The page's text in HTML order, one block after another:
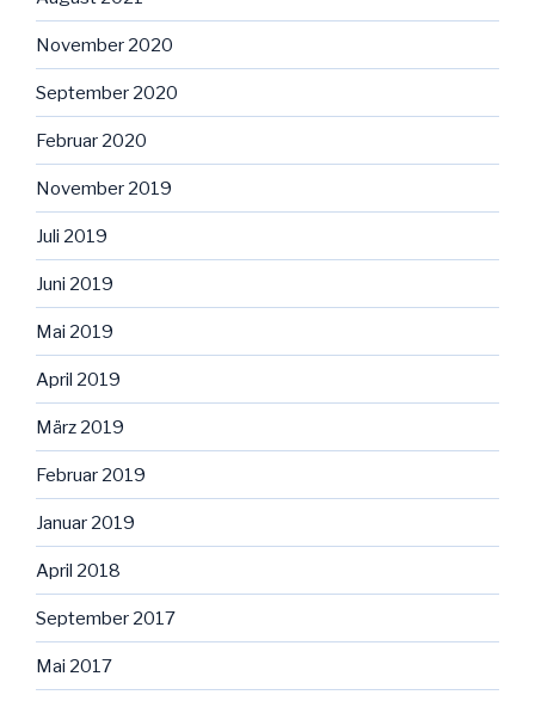
November 2020
September 2020
Februar 2020
November 2019
Juli 2019
Juni 2019
Mai 2019
April 2019
März 2019
Februar 2019
Januar 2019
April 2018
September 2017
Mai 2017